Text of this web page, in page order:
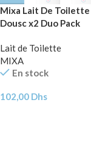
Mixa Lait De
Dousc x2 Duo Pack
Lait de Toilette
MIXA
En stock
102,00 Dhs